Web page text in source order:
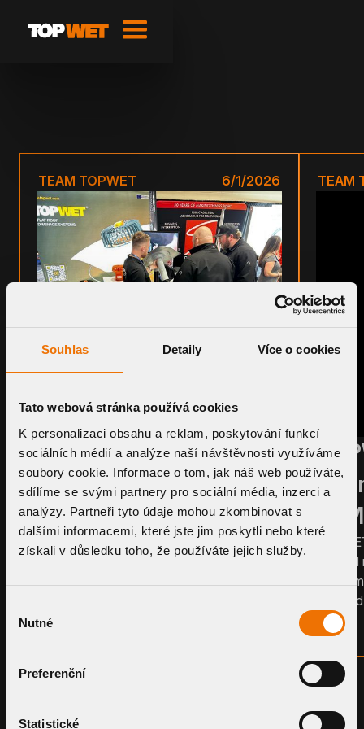
Souhlas Detaily Více o cookies
Tato webová stránka používá cookies
K personalizaci obsahu a reklam, poskytování funkcí
sociálních médií a analýze naší návštěvnosti využíváme
soubory cookie. Informace o tom, jak náš web používáte,
sdílíme se svými partnery pro sociální média, inzerci a
analýzy. Partneři tyto údaje mohou zkombinovat s
dalšími informacemi, které jste jim poskytli nebo které
získali v důsledku toho, že používáte jejich služby.
souhlasu
Nutné
Preferenční
Statistické
TEAM TOPWET 6/1/2026
2026 with Participation
in CRCA and IRE Trade
Shows
TOPWET will once again take part in the
CRCA and IRE 2026 trade shows this
January. Visit our booths and discover our
TEAM
the
roof